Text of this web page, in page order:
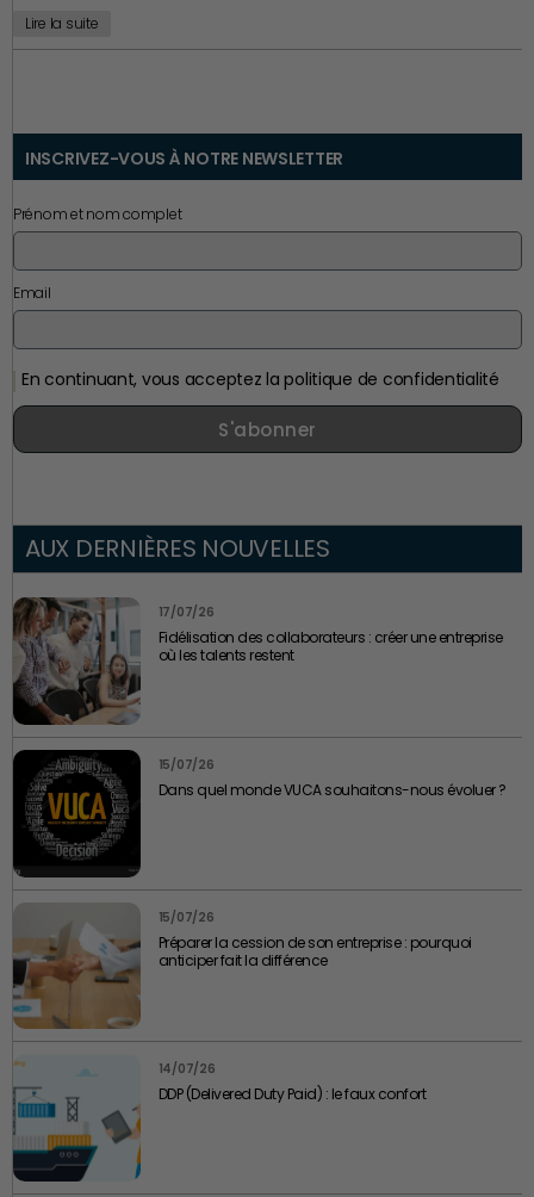
Lire la suite
INSCRIVEZ-VOUS À NOTRE NEWSLETTER
Prénom et nom complet
Email
En continuant, vous acceptez la politique de confidentialité
S'abonner
AUX DERNIÈRES NOUVELLES
17/07/26
Fidélisation des collaborateurs : créer une entreprise
où les talents restent
15/07/26
Dans quel monde VUCA souhaitons-nous évoluer ?
15/07/26
Préparer la cession de son entreprise : pourquoi
anticiper fait la différence
14/07/26
DDP (Delivered Duty Paid) : le faux confort